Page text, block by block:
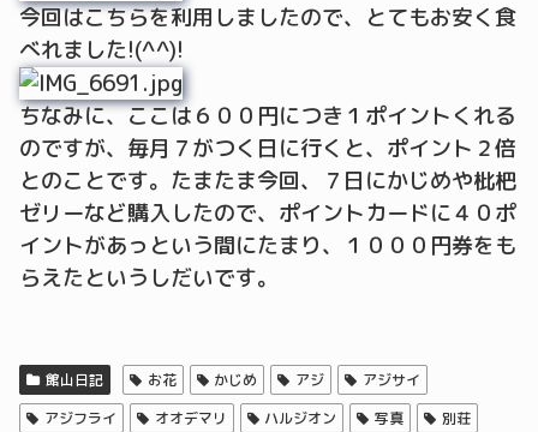
今回はこちらを利用しましたので、とてもお安く食
べれました!(^^)!
ちなみに、ここは６００円につき１ポイントくれる
のですが、毎月７がつく日に行くと、ポイント２倍
とのことです。たまたま今回、７日にかじめや枇杷
ゼリーなど購入したので、ポイントカードに４０ポ
イントがあっという間にたまり、１０００円券をも
らえたというしだいです。
館山日記 お花 かじめ アジ
アジサイ
アジフライ
オオデマリ ハルジオン 写真
別荘